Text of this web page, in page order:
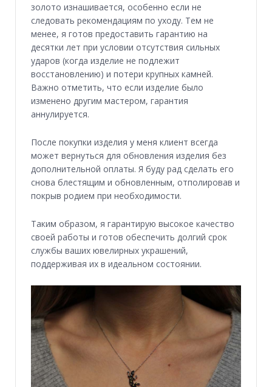
золото изнашивается, особенно если не
следовать рекомендациям по уходу. Тем не
менее, я готов предоставить гарантию на
десятки лет при условии отсутствия сильных
ударов (когда изделие не подлежит
восcтановлению) и потери крупных камней.
Важно отметить, что если изделие было
изменено другим мастером, гарантия
аннулируется.
После покупки изделия у меня клиент всегда
может вернуться для обновления изделия без
дополнительной оплаты. Я буду рад сделать его
снова блестящим и обновленным, отполировав и
покрыв родием при необходимости.
Таким образом, я гарантирую высокое качество
своей работы и готов обеспечить долгий срок
службы ваших ювелирных украшений,
поддерживая их в идеальном состоянии.